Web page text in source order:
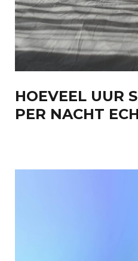
HOEVEEL UUR
PER NACHT